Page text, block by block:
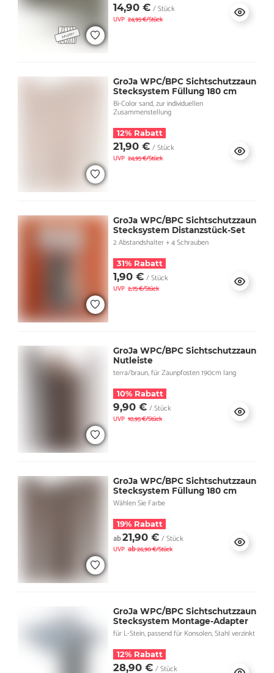
14,90 € / Stück
UVP 24,95 €/Stück
GroJa WPC/BPC Sichtschutzzaun
Stecksystem Füllung 180 cm
Bi-Color sand, zur individuellen
Zusammenstellung
12% Rabatt
21,90 € / Stück
UVP 24,95 €/Stück
GroJa WPC/BPC Sichtschutzzaun
Stecksystem Distanzstück-Set
2 Abstandshalter + 4 Schrauben
31% Rabatt
1,90 € / Stück
UVP 2,75 €/Stück
GroJa WPC/BPC Sichtschutzzaun
Nutleiste
terra/braun, für Zaunpfosten 190cm lang
10% Rabatt
9,90 € / Stück
UVP 10,95 €/Stück
GroJa WPC/BPC Sichtschutzzaun
Stecksystem Füllung 180 cm
Wählen Sie Farbe
19% Rabatt
ab21,90 € / Stück
UVP ab26,90 €/Stück
GroJa WPC/BPC Sichtschutzzaun
Stecksystem Montage-Adapter
für L-Stein, passend für Konsolen, Stahl verzinkt
12% Rabatt
28,90 € / Stück